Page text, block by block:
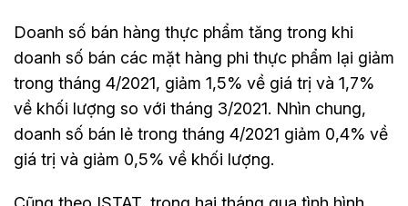
Doanh số bán hàng thực phẩm tăng trong khi
doanh số bán các mặt hàng phi thực phẩm lại giảm
trong tháng 4/2021, giảm 1,5% về giá trị và 1,7%
về khối lượng so với tháng 3/2021. Nhìn chung,
doanh số bán lẻ trong tháng 4/2021 giảm 0,4% về
giá trị và giảm 0,5% về khối lượng.